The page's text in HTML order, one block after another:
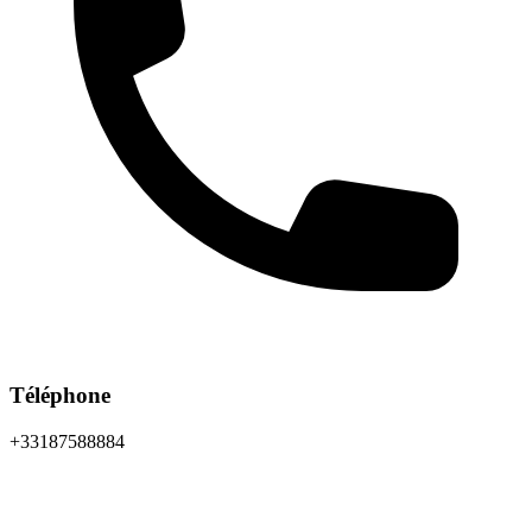
Téléphone
+33187588884